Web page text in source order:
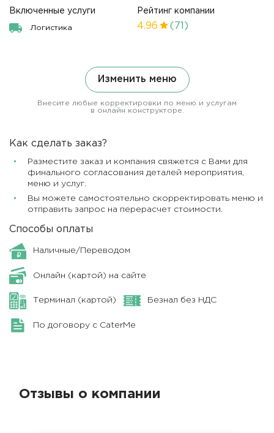
Включенные услуги
Логистика
Рейтинг компании
4.96 (71)
Изменить меню
Внесите любые корректировки по меню и услугам
в онлайн конструкторе.
Как сделать заказ?
Разместите заказ и компания свяжется с Вами для
финального согласования деталей мероприятия,
меню и услуг.
Вы можете самостоятельно скорректировать меню и
отправить запрос на перерасчет стоимости.
Способы оплаты
Наличные/Переводом
Онлайн (картой) на сайте
Терминал (картой) Безнал без НДС
По договору с CaterMe
Отзывы о компании